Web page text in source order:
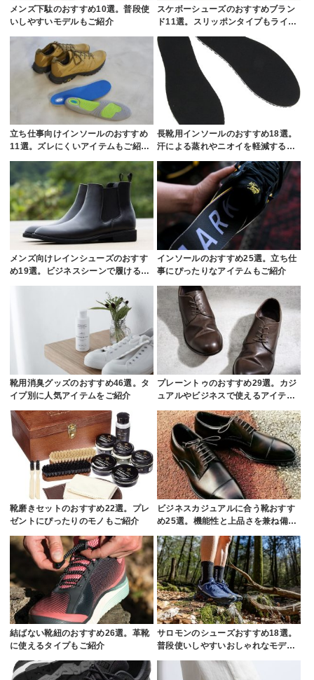
メンズ下駄のおすすめ10選。普段使
いしやすいモデルもご紹介
スケボーシューズのおすすめブラン
ド11選。スリッポンタイプもライ…
立ち仕事向けインソールのおすすめ
11選。ズレにくいアイテムもご紹…
長靴用インソールのおすすめ18選。
汗による蒸れやニオイを軽減する…
メンズ向けレインシューズのおすす
め19選。ビジネスシーンで履ける…
インソールのおすすめ25選。立ち仕
事にぴったりなアイテムもご紹介
靴用消臭グッズのおすすめ46選。タ
イプ別に人気アイテムをご紹介
プレーントゥのおすすめ29選。カジ
ュアルやビジネスで使えるアイテ…
靴磨きセットのおすすめ22選。プレ
ゼントにぴったりのモノもご紹介
ビジネスカジュアルに合う靴おすす
め25選。機能性と上品さを兼ね備…
結ばない靴紐のおすすめ26選。革靴
に使えるタイプもご紹介
サロモンのシューズおすすめ18選。
普段使いしやすいおしゃれなモデ…